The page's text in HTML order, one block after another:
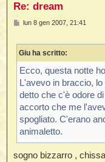
Re: dream
M
s
a
g
g
o
lun 8 gen 2007, 21:41
Giu ha scritto:
Ecco, questa notte
L'avevo in braccio,
detto che c'è odore
accorto che me
spogliato. C'erano
animaletto.
sogno bizzarro ,